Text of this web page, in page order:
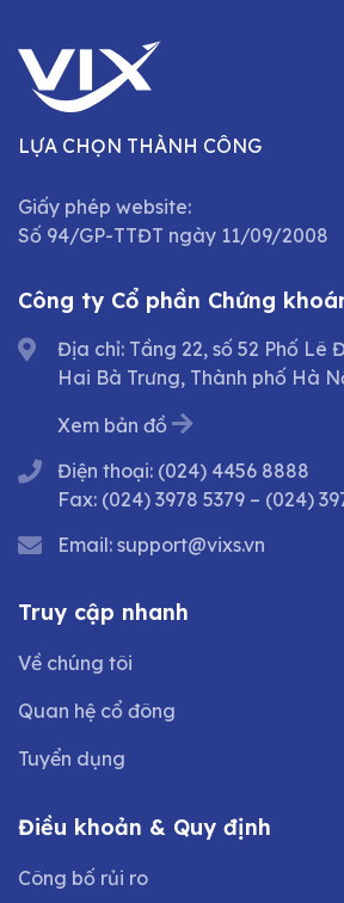
LỰA CHỌN THÀNH CÔNG
Giấy phép website:
Số 94/GP-TTĐT ngày 11/09/2008
Công ty Cổ phần Chứng
Địa chỉ: Tầng 22, số 52 Phố Lê
Hai Bà Trưng, Thành phố Hà
Xem bản đồ
Điện thoại: (024) 4456 8888
Fax: (024) 3978 5379 – (024)
Email: support@vixs.vn
Truy cập nhanh
Về chúng tôi
Quan hệ cổ đông
Tuyển dụng
Điều khoản & Quy định
Công bố rủi ro